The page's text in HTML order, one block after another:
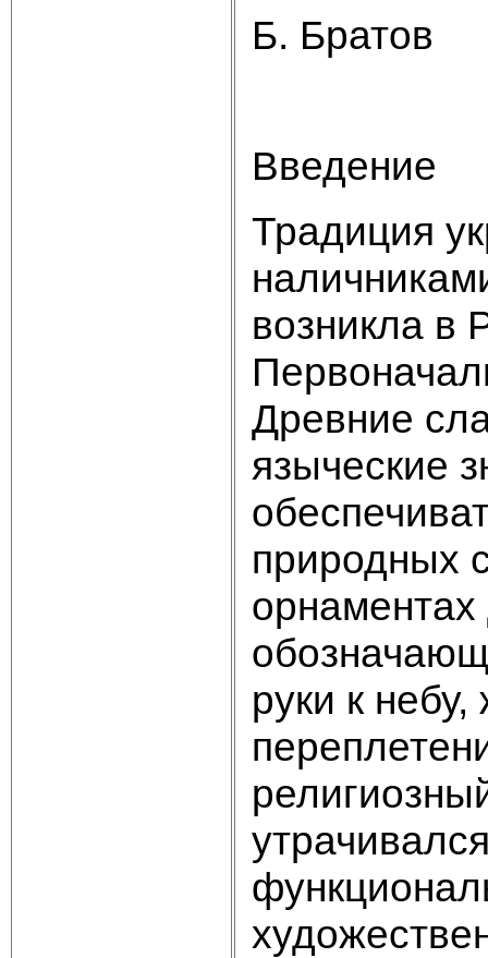
Б. Братов
Введение
Традиция
возникла в
Древние
языческие
природных
орнаментах
руки к